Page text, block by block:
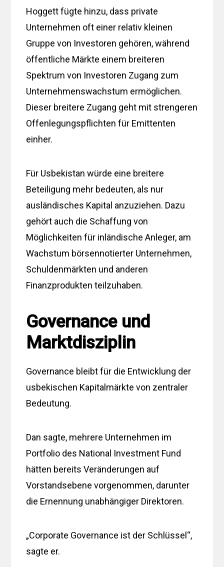
Hoggett fügte hinzu, dass private
Unternehmen oft einer relativ kleinen
Gruppe von Investoren gehören, während
öffentliche Märkte einem breiteren
Spektrum von Investoren Zugang zum
Unternehmenswachstum ermöglichen.
Dieser breitere Zugang geht mit strengeren
Offenlegungspflichten für Emittenten
einher.
Für Usbekistan würde eine breitere
Beteiligung mehr bedeuten, als nur
ausländisches Kapital anzuziehen. Dazu
gehört auch die Schaffung von
Möglichkeiten für inländische Anleger, am
Wachstum börsennotierter Unternehmen,
Schuldenmärkten und anderen
Finanzprodukten teilzuhaben.
Governance und
Marktdisziplin
Governance bleibt für die Entwicklung der
usbekischen Kapitalmärkte von zentraler
Bedeutung.
Dan sagte, mehrere Unternehmen im
Portfolio des National Investment Fund
hätten bereits Veränderungen auf
Vorstandsebene vorgenommen, darunter
die Ernennung unabhängiger Direktoren.
„Corporate Governance ist der Schlüssel“,
sagte er.